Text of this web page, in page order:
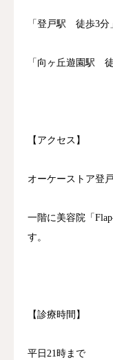
「登戸駅 徒歩3分
「向ヶ丘遊園駅 徒
【アクセス】
オーケーストア登
一階に美容院「
す。
【診療時間】
平日21時まで